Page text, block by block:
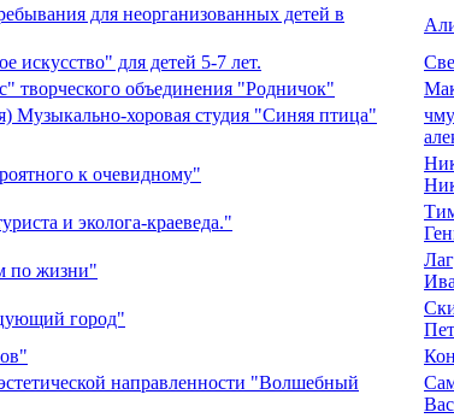
для неорганизованных детей в
искусство" для детей 5-7 лет.
творческого объединения "Родничок"
Музыкально-хоровая студия "Синяя птица"
к очевидному"
и эколога-краеведа."
по жизни"
город"
направленности "Волшебный